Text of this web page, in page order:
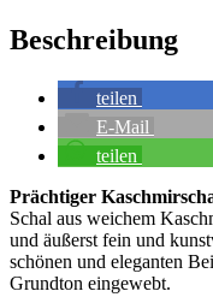
Beschreibung
teilen
E-Mail
teilen
Prächtiger
Schal aus weichem
und äußerst fein und
schönen und eleganten
Grundton eingewebt.